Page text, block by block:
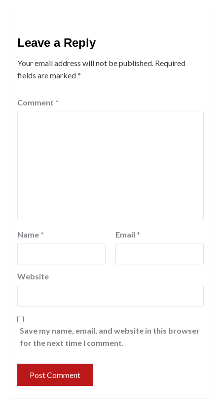
Leave a Reply
Your email address will not be published. Required
fields are marked*
Comment *
Name * Email *
Website
Save my name, email, and website in this browser
for the next time I comment.